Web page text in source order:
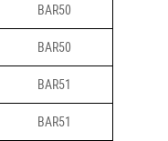
BAR50
BAR50
BAR51
BAR51